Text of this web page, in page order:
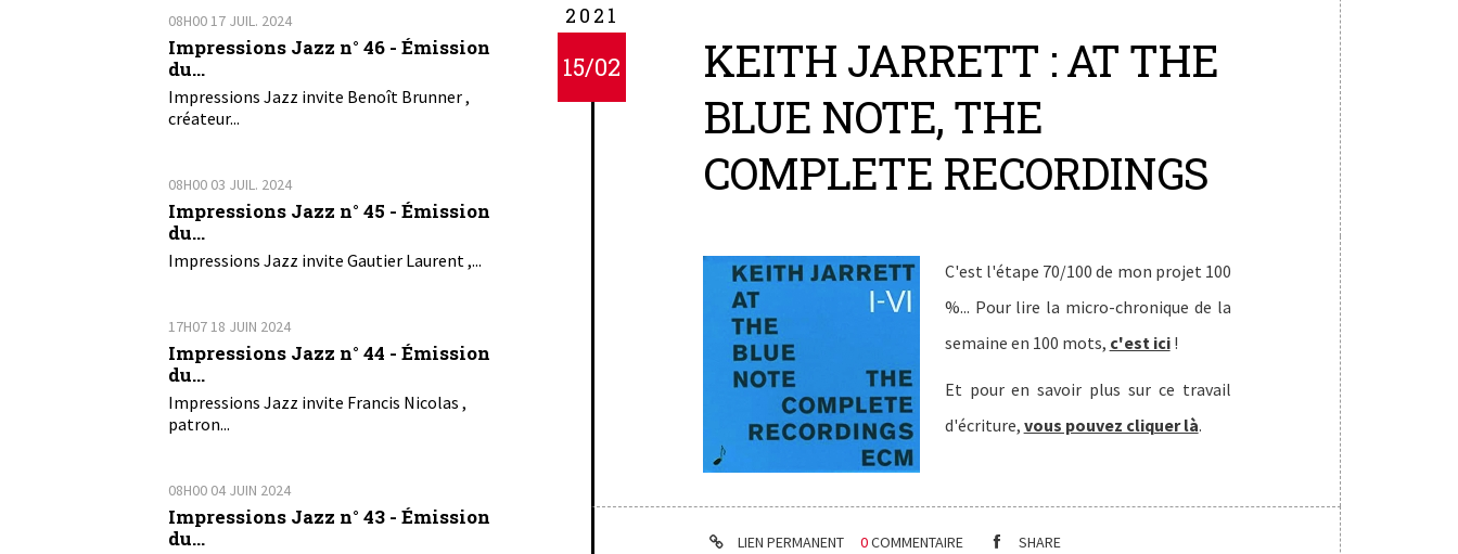
08H00 17 JUIL. 2024
Impressions Jazz n° 46 - Émission
du...
Impressions Jazz invite Benoît Brunner ,
créateur...
08H00 03 JUIL. 2024
Impressions Jazz n° 45 - Émission
du...
Impressions Jazz invite Gautier Laurent ,...
17H07 18 JUIN 2024
Impressions Jazz n° 44 - Émission
du...
Impressions Jazz invite Francis Nicolas ,
patron...
08H00 04 JUIN 2024
Impressions Jazz n° 43 - Émission
du...
2021
15/02
KEITH JARRETT : AT THE
BLUE NOTE, THE
COMPLETE RECORDINGS
C'est l'étape 70/100 de mon projet 100
%... Pour lire la micro-chronique de la
semaine en 100 mots, c'est ici!
Et pour en savoir plus sur ce travail
d'écriture, vous pouvez cliquer là.
LIEN PERMANENT 0COMMENTAIRE SHARE